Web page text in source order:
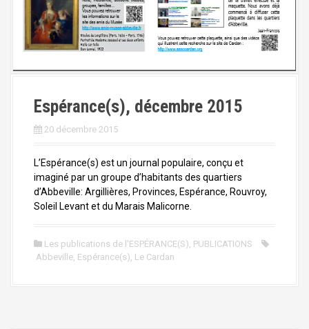
Espérance(s), décembre 2015
20 décembre 2015
L’Espérance(s) est un journal populaire, conçu et
imaginé par un groupe d’habitants des quartiers
d’Abbeville: Argillières, Provinces, Espérance, Rouvroy,
Soleil Levant et du Marais Malicorne.
Les publications de l'ESPÉRANCE(S) PUBLICATIONS
Abbeville Espérance(s) Le Cardan